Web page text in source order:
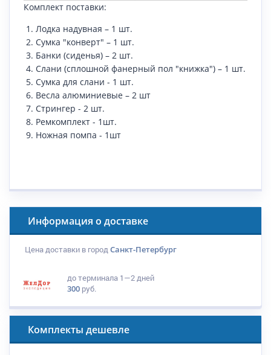
Комплект поставки:
Лодка надувная – 1 шт.
Сумка "конверт" – 1 шт.
Банки (сиденья) – 2 шт.
Слани (сплошной фанерный пол "книжка") – 1 шт.
Сумка для слани - 1 шт.
Весла алюминиевые – 2 шт
Стрингер - 2 шт.
Ремкомплект - 1шт.
Ножная помпа - 1шт
Информация о доставке
Цена доставки в город Санкт-Петербург
до терминала 1—2 дней
300 руб.
Комплекты дешевле